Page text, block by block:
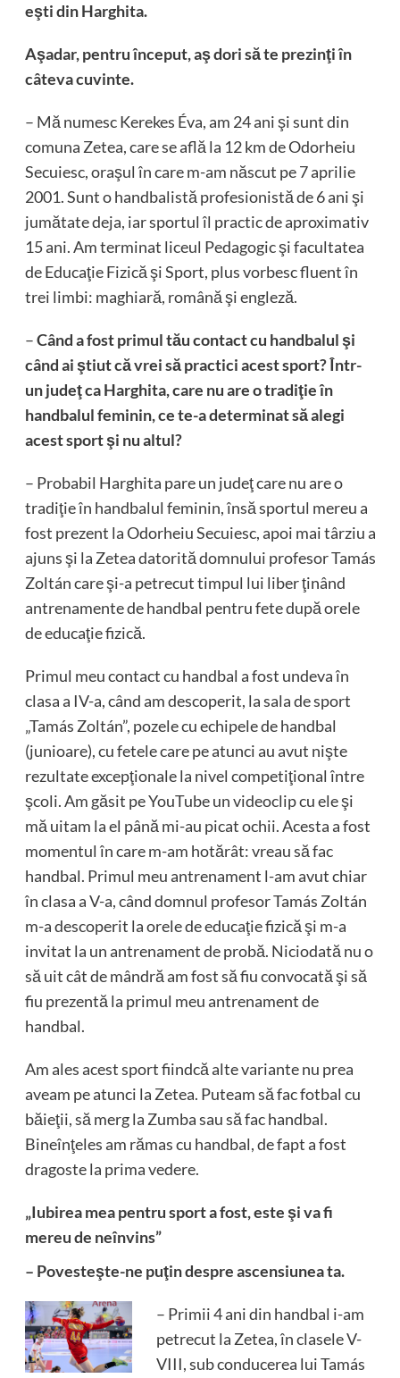
eşti din Harghita.
Aşadar, pentru început, aş dori să te prezinţi în
câteva cuvinte.
– Mă numesc Kerekes Éva, am 24 ani şi sunt din
comuna Zetea, care se află la 12 km de Odorheiu
Secuiesc, oraşul în care m-am născut pe 7 aprilie
2001. Sunt o handbalistă profesionistă de 6 ani şi
jumătate deja, iar sportul îl practic de aproximativ
15 ani. Am terminat liceul Pedagogic şi facultatea
de Educaţie Fizică şi Sport, plus vorbesc fluent în
trei limbi: maghiară, română şi engleză.
–Când a fost primul tău contact cu handbalul şi
când ai ştiut că vrei să practici acest sport? Într-
un judeţ ca Harghita, care nu are o tradiţie în
handbalul feminin, ce te-a determinat să alegi
acest sport şi nu altul?
– Probabil Harghita pare un judeţ care nu are o
tradiţie în handbalul feminin, însă sportul mereu a
fost prezent la Odorheiu Secuiesc, apoi mai târziu a
ajuns şi la Zetea datorită domnului profesor Tamás
Zoltán care şi-a petrecut timpul lui liber ţinând
antrenamente de handbal pentru fete după orele
de educaţie fizică.
Primul meu contact cu handbal a fost undeva în
clasa a IV-a, când am descoperit, la sala de sport
„Tamás Zoltán”, pozele cu echipele de handbal
(junioare), cu fetele care pe atunci au avut nişte
rezultate excepţionale la nivel competiţional între
şcoli. Am găsit pe YouTube un videoclip cu ele şi
mă uitam la el până mi-au picat ochii. Acesta a fost
momentul în care m-am hotărât: vreau să fac
handbal. Primul meu antrenament l-am avut chiar
în clasa a V-a, când domnul profesor Tamás Zoltán
m-a descoperit la orele de educaţie fizică şi m-a
invitat la un antrenament de probă. Niciodată nu o
să uit cât de mândră am fost să fiu convocată şi să
fiu prezentă la primul meu antrenament de
handbal.
Am ales acest sport fiindcă alte variante nu prea
aveam pe atunci la Zetea. Puteam să fac fotbal cu
băieţii, să merg la Zumba sau să fac handbal.
Bineînţeles am rămas cu handbal, de fapt a fost
dragoste la prima vedere.
„Iubirea mea pentru sport a fost, este şi va fi
mereu de neînvins”
– Povesteşte-ne puţin despre ascensiunea ta.
– Primii 4 ani din handbal i-am
petrecut la Zetea, în clasele V-
VIII, sub conducerea lui Tamás